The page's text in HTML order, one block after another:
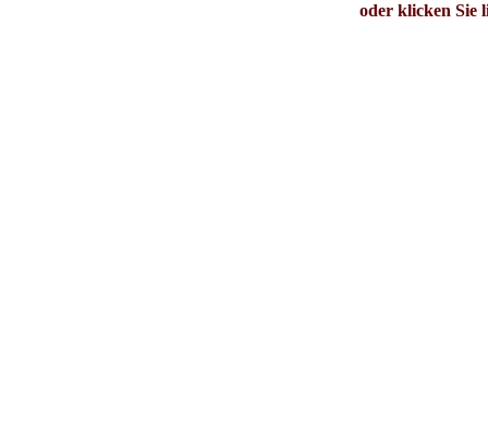
oder klicken Sie